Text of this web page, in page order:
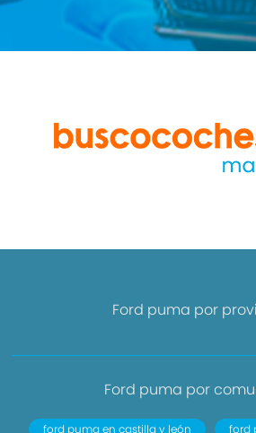
Ford puma por
Ford puma por
ford puma en castilla y león
ford